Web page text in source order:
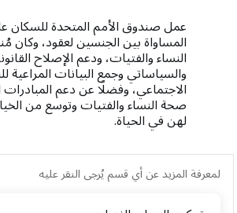
عمل صندوق الأمم المتحدة للسكان
المساواة بين الجنسين لعقود، وكان
النساء والفتيات، ودعم الإصلاح
والسياساتي وجمع البيانات المراعية
الاجتماعي، وفضلًا عن دعم
صحة النساء والفتيات وتوسع من
لهن في الحياة.
لمعرفة المزيد عن أي قسم يُرجى النقر عليه